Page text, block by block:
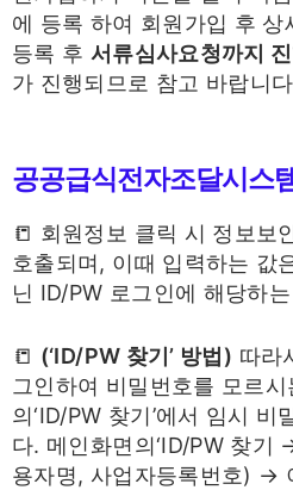
에 등록 하여 회원가입 후 상
등록 후 서류심사요청까지
가 진행되므로 참고 바랍니
공공급식전자조달시스
📒 회원정보 클릭 시 정보보
호출되며, 이때 입력하는 값
닌 ID/PW 로그인에 해당하
📒 (‘ID/PW 찾기’ 방법) 따라
그인하여 비밀번호를 모르
의‘ID/PW 찾기’에서 임시 비
다. 메인화면의‘ID/PW 찾기
용자명, 사업자등록번호) →